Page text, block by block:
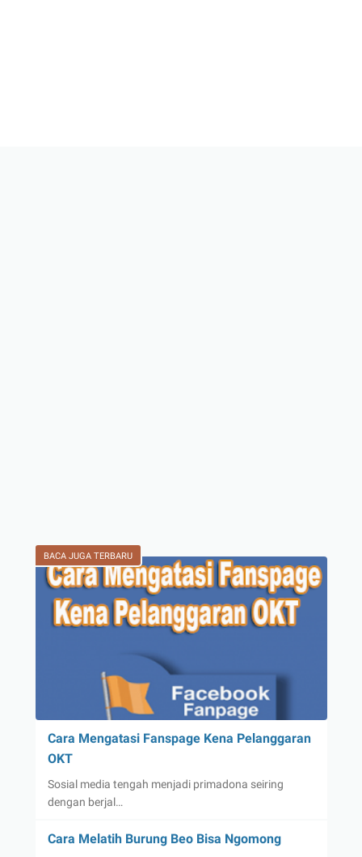
BACA JUGA TERBARU
Cara Mengatasi Fanspage Kena Pelanggaran
OKT
Sosial media tengah menjadi primadona seiring
dengan berjal…
Cara Melatih Burung Beo Bisa Ngomong